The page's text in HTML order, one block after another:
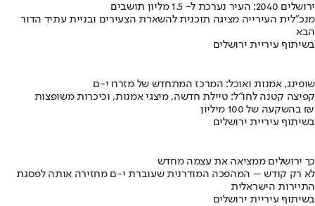
ירושלים 2040: העיר נערכת ל- 1.5 מליון תושבים
מנכ"לית העירייה מציגה תוכנית להשארת הצעירים ובניית עתיד הדור
הבא
בשיתוף עיריית ירושלים
שופינג, אמנות ואוכל: המרכז המתחדש של מזרח י-ם
קפיצה קטנה לחו"ל: טיילת חדשה, מיצגי אמנות, וכיכרות משופצות
בהשקעה של 100 מיליון ₪
בשיתוף עיריית ירושלים
כך ירושלים ממציאה את עצמה מחדש
לא רק קודש – המהפכה המודרנית שעוברת י-ם מחזירה אותה לפסגת
התיירות הישראלית
בשיתוף עיריית ירושלים